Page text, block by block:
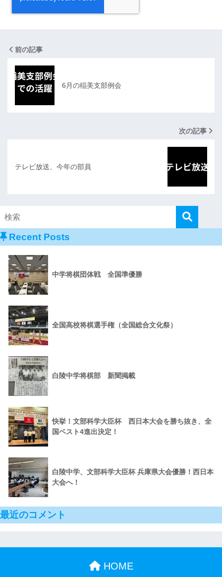
前の記事
6月の稲美支部例会
次の記事
テレビ放送、今年の部員
Recent Posts
中学将棋団体戦 全国準優勝
全国高校将棋選手権（全国総合文化祭）
白陵中学将棋部 新聞掲載
快挙！文部科学大臣杯 西日本大会を勝ち抜き、全
国ベスト4進出決定！
白陵中学、文部科学大臣杯 兵庫県大会優勝！西日本
大会へ！
最近のコメント
HOME